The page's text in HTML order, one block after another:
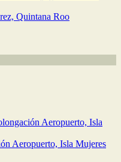
Quintana Roo
Aeropuerto, Isla Mujeres